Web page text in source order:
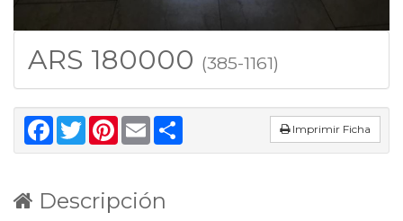
ARS 180000 (385-1161)
Facebook
TwitterPinterest
Email Imprimir Ficha
Descripción